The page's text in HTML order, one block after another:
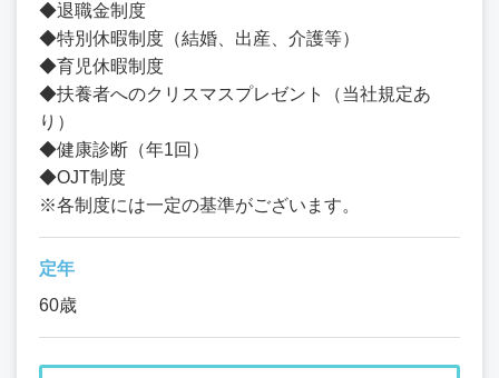
◆退職金制度
◆特別休暇制度（結婚、出産、介護等）
◆育児休暇制度
◆扶養者へのクリスマスプレゼント（当社規定あ
り）
◆健康診断（年1回）
◆OJT制度
※各制度には一定の基準がございます。
定年
60歳